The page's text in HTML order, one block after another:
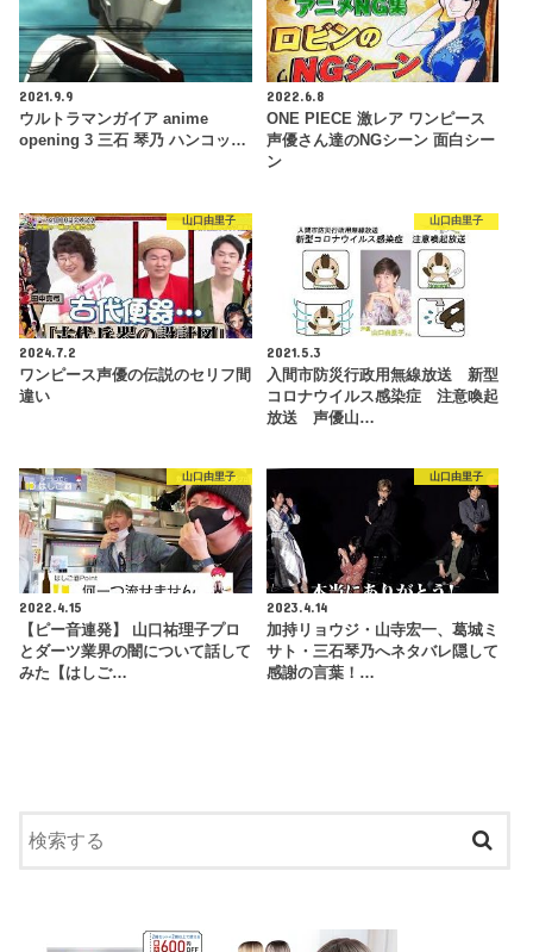
2021.9.9
ウルトラマンガイア anime
opening 3 三石 琴乃 ハンコッ…
2022.6.8
ONE PIECE 激レア ワンピース
声優さん達のNGシーン 面白シー
ン
山口由里子
2024.7.2
ワンピース声優の伝説のセリフ間
違い
山口由里子
2021.5.3
入間市防災行政用無線放送 新型
コロナウイルス感染症 注意喚起
放送 声優山…
山口由里子
2022.4.15
【ピー音連発】 山口祐理子プロ
とダーツ業界の闇について話して
みた【はしご…
山口由里子
2023.4.14
加持リョウジ・山寺宏一、葛城ミ
サト・三石琴乃へネタバレ隠して
感謝の言葉！…